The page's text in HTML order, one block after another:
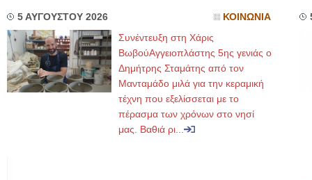
5 ΑΥΓΟΥΣΤΟΥ 2026 ΚΟΙΝΩΝΙΑ
Συνέντευξη στη Χάρις
ΒωβούΑγγειοπλάστης 5ης γενιάς ο
Δημήτρης Σταμάτης από τον
Μανταμάδο μιλά για την κεραμική
τέχνη που εξελίσσεται με το
πέρασμα των χρόνων στο νησί
μας. Βαθιά ρι...